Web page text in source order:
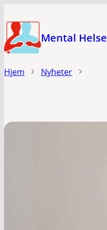
til
hovedinnholdMental Helse
Hjem Nyheter